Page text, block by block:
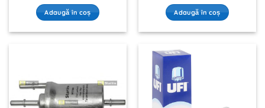
Adaugă în coș Adaugă în coș